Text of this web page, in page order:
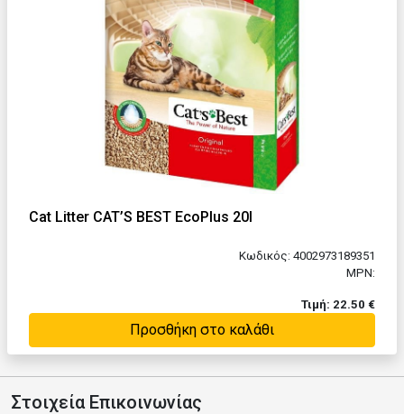
Cat Litter CAT’S BEST EcoPlus 20l
Κωδικός: 4002973189351
MPN:
Τιμή: 22.50 €
Προσθήκη στο καλάθι
Στοιχεία Επικοινωνίας